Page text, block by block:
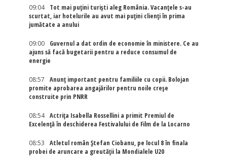
09:04
Tot mai puțini turiști aleg România. Vacanțele s-au
scurtat, iar hotelurile au avut mai puțini clienți în prima
jumătate a anului
09:00
Guvernul a dat ordin de economie în ministere. Ce au
ajuns să facă bugetarii pentru a reduce consumul de
energie
08:57
Anunț important pentru familiile cu copii. Bolojan
promite aprobarea angajărilor pentru noile creșe
construite prin PNRR
08:54
Actriţa Isabella Rossellini a primit Premiul de
Excelenţă în deschiderea Festivalului de Film de la Locarno
08:53
Atletul român Ștefan Ciobanu, pe locul 8 în finala
probei de aruncare a greutății la Mondialele U20